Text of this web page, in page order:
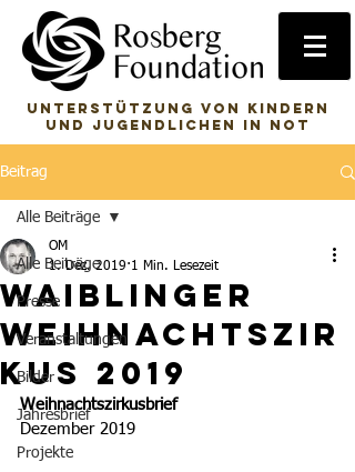
Unterstützung von Kindern
und Jugendlichen in Not
Beitrag
Alle Beiträge
Presse
Veranstaltungen
Bilder
Jahresbrief
Projekte
Alle Beiträge
Waiblinger
Weihnachtszir
kus 2019
OM
1. Dez. 2019 1 Min. Lesezeit
Weihnachtszirkusbrief
Dezember 2019